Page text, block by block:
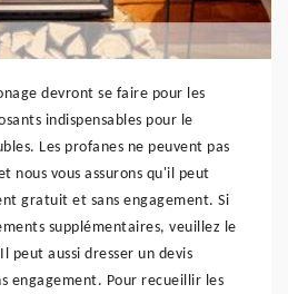
devront se faire pour les
indispensables pour le
Les profanes ne peuvent pas
nous vous assurons qu'il peut
gratuit et sans engagement. Si
supplémentaires, veuillez le
aussi dresser un devis
engagement. Pour recueillir les